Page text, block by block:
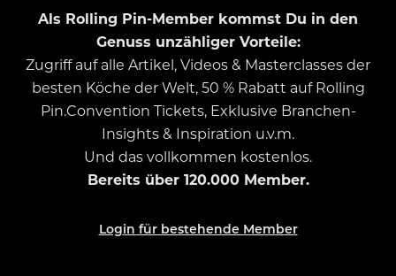
Als Rolling Pin-Member kommst Du in den
Genuss unzähliger Vorteile:
Zugriff auf alle Artikel, Videos & Masterclasses der
besten Köche der Welt, 50 % Rabatt auf Rolling
Pin.Convention Tickets, Exklusive Branchen-
Insights & Inspiration u.v.m.
Und das vollkommen kostenlos.
Bereits über 120.000 Member.
Login für bestehende Member